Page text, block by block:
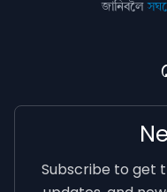
জানিবলৈ
Subscribe to get